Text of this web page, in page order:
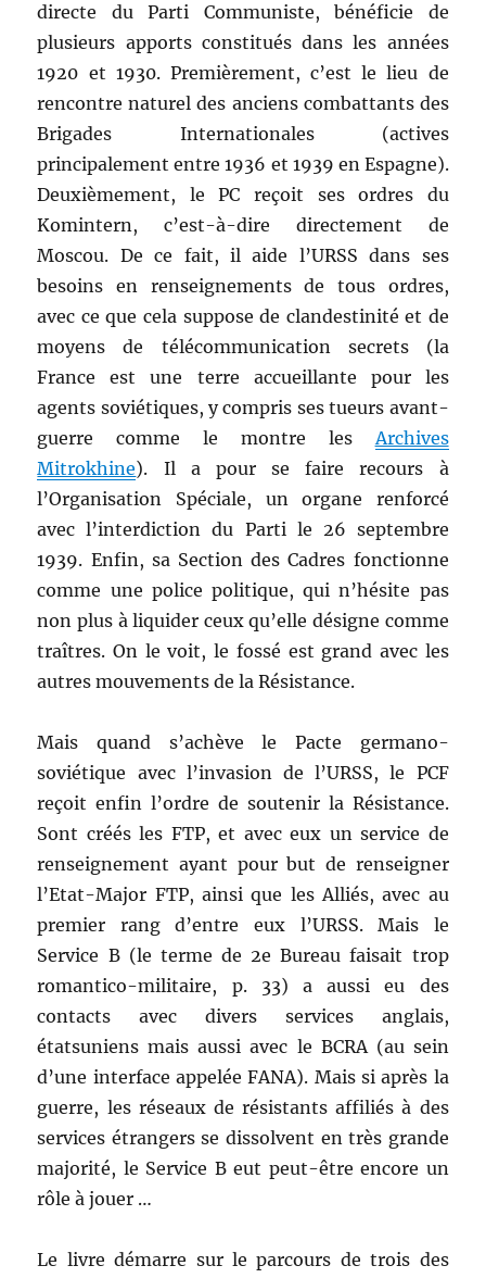
directe du Parti Communiste, bénéficie de
plusieurs apports constitués dans les années
1920 et 1930. Premièrement, c’est le lieu de
rencontre naturel des anciens combattants des
Brigades Internationales (actives
principalement entre 1936 et 1939 en Espagne).
Deuxièmement, le PC reçoit ses ordres du
Komintern, c’est-à-dire directement de
Moscou. De ce fait, il aide l’URSS dans ses
besoins en renseignements de tous ordres,
avec ce que cela suppose de clandestinité et de
moyens de télécommunication secrets (la
France est une terre accueillante pour les
agents soviétiques, y compris ses tueurs avant-
guerre comme le montre lesArchives
Mitrokhine). Il a pour se faire recours à
l’Organisation Spéciale, un organe renforcé
avec l’interdiction du Parti le 26 septembre
1939. Enfin, sa Section des Cadres fonctionne
comme une police politique, qui n’hésite pas
non plus à liquider ceux qu’elle désigne comme
traîtres. On le voit, le fossé est grand avec les
autres mouvements de la Résistance.
Mais quand s’achève le Pacte germano-
soviétique avec l’invasion de l’URSS, le PCF
reçoit enfin l’ordre de soutenir la Résistance.
Sont créés les FTP, et avec eux un service de
renseignement ayant pour but de renseigner
l’Etat-Major FTP, ainsi que les Alliés, avec au
premier rang d’entre eux l’URSS. Mais le
Service B (le terme de 2e Bureau faisait trop
romantico-militaire, p. 33) a aussi eu des
contacts avec divers services anglais,
étatsuniens mais aussi avec le BCRA (au sein
d’une interface appelée FANA). Mais si après la
guerre, les réseaux de résistants affiliés à des
services étrangers se dissolvent en très grande
majorité, le Service B eut peut-être encore un
rôle à jouer …
Le livre démarre sur le parcours de trois des